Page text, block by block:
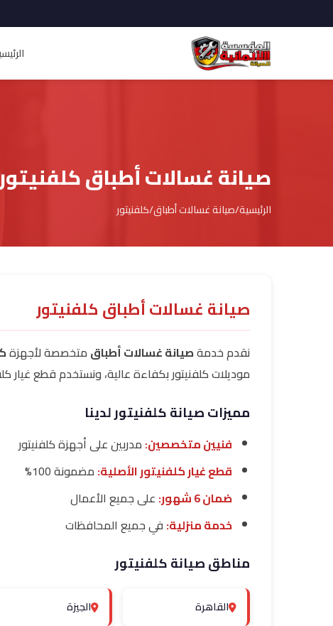
صيانة غسالات أطباق
الرئيسية/صيانة غسالات أطباق/كلفنيتور
صيانة غسالات أطباق كلفنيتور
نقدم خدمةصيانة غسالات أطباق متخصصة لأجهزة
موديلات كلفنيتور بكفاءة عالية، ونستخدم قطع غيار
مميزات صيانة كلفنيتور لدينا
فنيين متخصصين: مدربين على أجهزة كلفنيتور
قطع غيار كلفنيتور الأصلية: مضمونة 100%
ضمان 6 شهور:
على جميع الأعمال
خدمة منزلية: في جميع المحافظات
مناطق صيانة كلفنيتور
القاهرة الجيزة